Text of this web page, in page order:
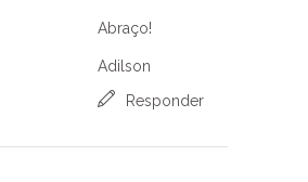
Abraço!
Adilson
Responder